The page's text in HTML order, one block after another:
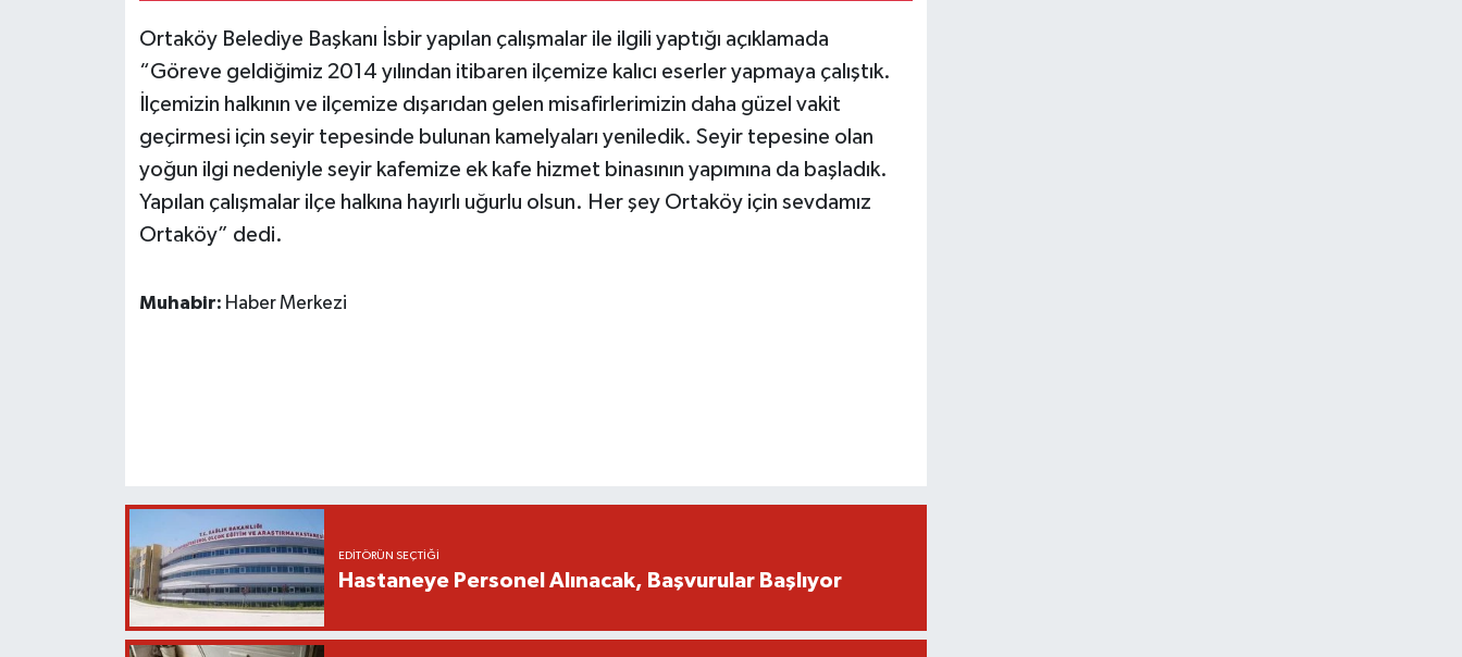
Ortaköy Belediye Başkanı İsbir yapılan çalışmalar ile ilgili yaptığı açıklamada
“Göreve geldiğimiz 2014 yılından itibaren ilçemize kalıcı eserler yapmaya çalıştık.
İlçemizin halkının ve ilçemize dışarıdan gelen misafirlerimizin daha güzel vakit
geçirmesi için seyir tepesinde bulunan kamelyaları yeniledik. Seyir tepesine olan
yoğun ilgi nedeniyle seyir kafemize ek kafe hizmet binasının yapımına da başladık.
Yapılan çalışmalar ilçe halkına hayırlı uğurlu olsun. Her şey Ortaköy için sevdamız
Ortaköy” dedi.
Muhabir: Haber Merkezi
EDITÖRÜN SEÇTIĞI
Hastaneye Personel Alınacak, Başvurular Başlıyor